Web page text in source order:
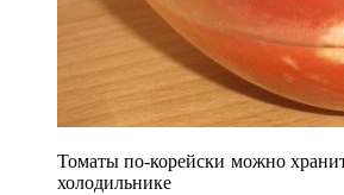
Томаты по-корейски можно
холодильнике